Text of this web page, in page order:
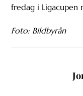
fredag i Ligacupen
Foto: Bildbyrån